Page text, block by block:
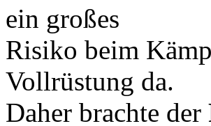
ein großes
Risiko beim
Vollrüstung da.
Daher brachte der